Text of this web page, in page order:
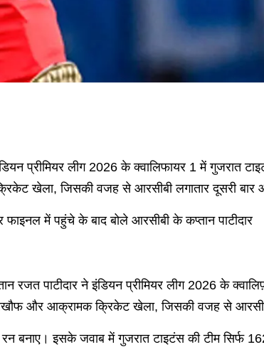
प्रीमियर लीग 2026 के क्वालिफायर 1 में गुजरात
खेला, जिसकी वजह से आरसीबी लगातार दूसरी
में पहुंचे के बाद बोले आरसीबी के कप्तान पाटीदार
पाटीदार ने इंडियन प्रीमियर लीग 2026 के
और आक्रामक क्रिकेट खेला, जिसकी वजह से
बनाए। इसके जवाब में गुजरात टाइटंस की टीम सिर्फ